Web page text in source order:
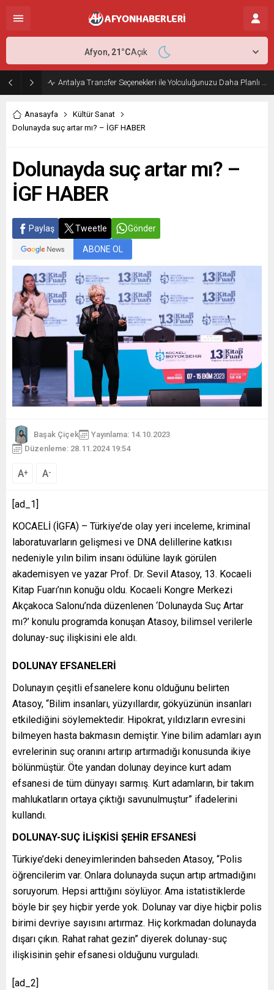
Antalya Transfer Seçenekleri ile Yolculuğunuzu Daha Planlı Hale Getirin
Afyon, 21°CAçık
Anasayfa
Kültür Sanat
Dolunayda suç artar mı? – İGF HABER
Dolunayda suç artar mı? –
İGF HABER
Paylaş Tweetle Gönder
ABONE OL
Başak Çiçek
Yayınlama: 14.10.2023
Düzenleme: 28.11.2024 19:54
A+ A-
[ad_1]
KOCAELİ (İGFA) – Türkiye’de olay yeri inceleme, kriminal
laboratuvarların gelişmesi ve DNA delillerine katkısı
nedeniyle yılın bilim insanı ödülüne layık görülen
akademisyen ve yazar Prof. Dr. Sevil Atasoy, 13. Kocaeli
Kitap Fuarı’nın konuğu oldu. Kocaeli Kongre Merkezi
Akçakoca Salonu’nda düzenlenen ‘Dolunayda Suç Artar
mı?’ konulu programda konuşan Atasoy, bilimsel verilerle
dolunay-suç ilişkisini ele aldı.
DOLUNAY EFSANELERİ
Dolunayın çeşitli efsanelere konu olduğunu belirten
Atasoy, “Bilim insanları, yüzyıllardır, gökyüzünün insanları
etkilediğini söylemektedir. Hipokrat, yıldızların evresini
bilmeyen hasta bakmasın demiştir. Yine bilim adamları ayın
evrelerinin suç oranını artırıp artırmadığı konusunda ikiye
bölünmüştür. Öte yandan dolunay deyince kurt adam
efsanesi de tüm dünyayı sarmış. Kurt adamların, bir takım
mahlukatların ortaya çıktığı savunulmuştur” ifadelerini
kullandı.
DOLUNAY-SUÇ İLİŞKİSİ ŞEHİR EFSANESİ
Türkiye’deki deneyimlerinden bahseden Atasoy, “Polis
öğrencilerim var. Onlara dolunayda suçun artıp artmadığını
soruyorum. Hepsi arttığını söylüyor. Ama istatistiklerde
böyle bir şey hiçbir yerde yok. Dolunay var diye hiçbir polis
birimi devriye sayısını artırmaz. Hiç korkmadan dolunayda
dışarı çıkın. Rahat rahat gezin” diyerek dolunay-suç
ilişkisinin şehir efsanesi olduğunu vurguladı.
[ad_2]